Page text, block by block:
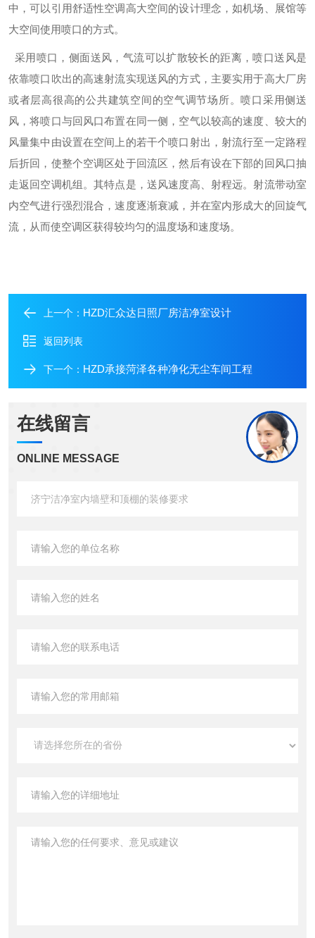
中，可以引用舒适性空调高大空间的设计理念，如机场、展馆等
大空间使用喷口的方式。
采用喷口，侧面送风，气流可以扩散较长的距离，喷口送风是
依靠喷口吹出的高速射流实现送风的方式，主要实用于高大厂房
或者层高很高的公共建筑空间的空气调节场所。喷口采用侧送
风，将喷口与回风口布置在同一侧，空气以较高的速度、较大的
风量集中由设置在空间上的若干个喷口射出，射流行至一定路程
后折回，使整个空调区处于回流区，然后有设在下部的回风口抽
走返回空调机组。其特点是，送风速度高、射程远。射流带动室
内空气进行强烈混合，速度逐渐衰减，并在室内形成大的回旋气
流，从而使空调区获得较均匀的温度场和速度场。
上一个： HZD汇众达日照厂房洁净室设计
返回列表
下一个： HZD承接菏泽各种净化无尘车间工程
在线留言
ONLINE MESSAGE